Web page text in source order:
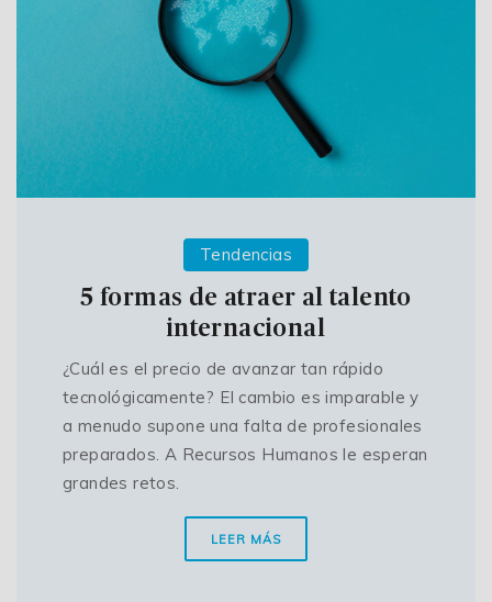
Tendencias
5 formas de atraer al talento
internacional
¿Cuál es el precio de avanzar tan rápido
tecnológicamente? El cambio es imparable y
a menudo supone una falta de profesionales
preparados. A Recursos Humanos le esperan
grandes retos.
LEER MÁS